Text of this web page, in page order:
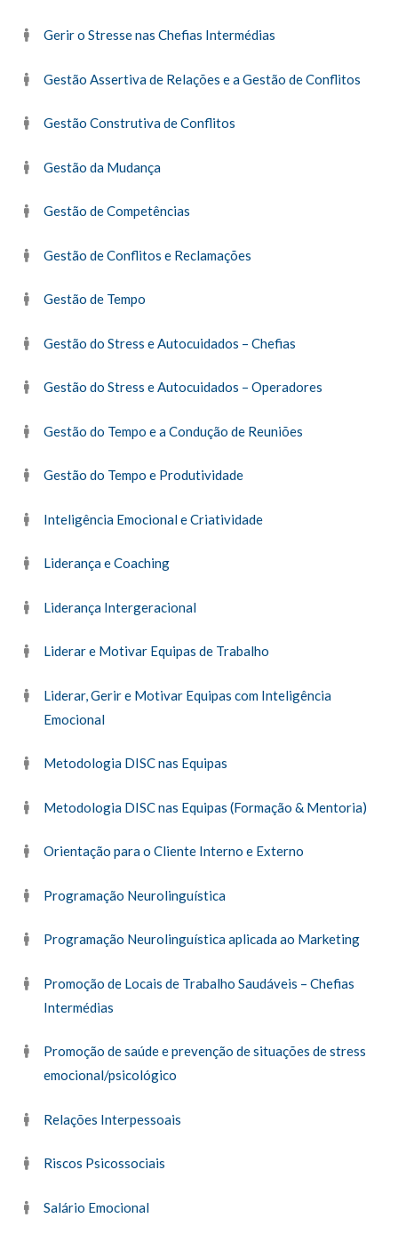
Gerir o Stresse nas Chefias Intermédias
Gestão Assertiva de Relações e a Gestão de Conflitos
Gestão Construtiva de Conflitos
Gestão da Mudança
Gestão de Competências
Gestão de Conflitos e Reclamações
Gestão de Tempo
Gestão do Stress e Autocuidados – Chefias
Gestão do Stress e Autocuidados – Operadores
Gestão do Tempo e a Condução de Reuniões
Gestão do Tempo e Produtividade
Inteligência Emocional e Criatividade
Liderança e Coaching
Liderança Intergeracional
Liderar e Motivar Equipas de Trabalho
Liderar, Gerir e Motivar Equipas com Inteligência
Emocional
Metodologia DISC nas Equipas
Metodologia DISC nas Equipas (Formação & Mentoria)
Orientação para o Cliente Interno e Externo
Programação Neurolinguística
Programação Neurolinguística aplicada ao Marketing
Promoção de Locais de Trabalho Saudáveis – Chefias
Intermédias
Promoção de saúde e prevenção de situações de stress
emocional/psicológico
Relações Interpessoais
Riscos Psicossociais
Salário Emocional